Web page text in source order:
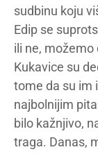
sudbinu koju
Edip se
ili ne, možemo
Kukavice su
tome da su im
najbolnijim
bilo kažnjivo,
traga. Danas,